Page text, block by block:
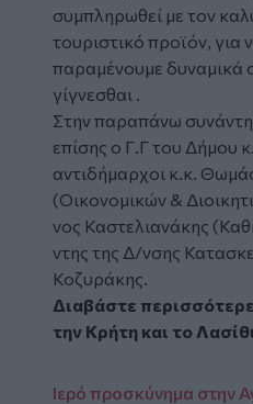
συμπληρωθεί με τον
τουριστικό προϊόν, για
παραμένουμε δυναμικά
γίγνεσθαι .
Στην παραπάνω
επίσης ο Γ.Γ του Δήμου
αντιδήμαρχοι κ.κ.
(Οικονομικών &
νος Καστελιανάκης
ντης της Δ/νσης
Κοζυράκης.
Διαβάστε
την Κρήτη και το
Ιερό προσκύνημα στην